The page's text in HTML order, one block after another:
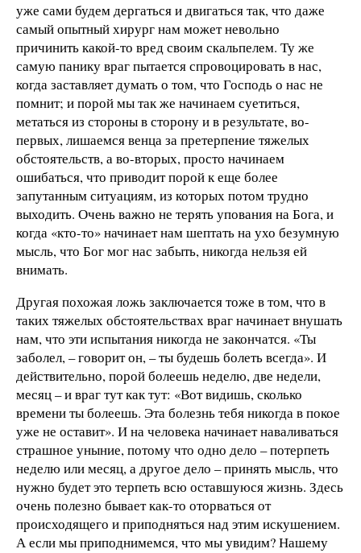
уже сами будем дергаться и двигаться так, что даже
самый опытный хирург нам может невольно
причинить какой-то вред своим скальпелем. Ту же
самую панику враг пытается спровоцировать в нас,
когда заставляет думать о том, что Господь о нас не
помнит; и порой мы так же начинаем суетиться,
метаться из стороны в сторону и в результате, во-
первых, лишаемся венца за претерпение тяжелых
обстоятельств, а во-вторых, просто начинаем
ошибаться, что приводит порой к еще более
запутанным ситуациям, из которых потом трудно
выходить. Очень важно не терять упования на Бога, и
когда «кто-то» начинает нам шептать на ухо безумную
мысль, что Бог мог нас забыть, никогда нельзя ей
внимать.
Другая похожая ложь заключается тоже в том, что в
таких тяжелых обстоятельствах враг начинает внушать
нам, что эти испытания никогда не закончатся. «Ты
заболел, – говорит он, – ты будешь болеть всегда». И
действительно, порой болеешь неделю, две недели,
месяц – и враг тут как тут: «Вот видишь, сколько
времени ты болеешь. Эта болезнь тебя никогда в покое
уже не оставит». И на человека начинает наваливаться
страшное уныние, потому что одно дело – потерпеть
неделю или месяц, а другое дело – принять мысль, что
нужно будет это терпеть всю оставшуюся жизнь. Здесь
очень полезно бывает как-то оторваться от
происходящего и приподняться над этим искушением.
А если мы приподнимемся, что мы увидим? Нашему